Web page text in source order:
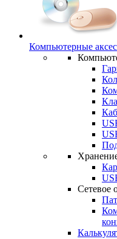
Компьютерные
Сетевое